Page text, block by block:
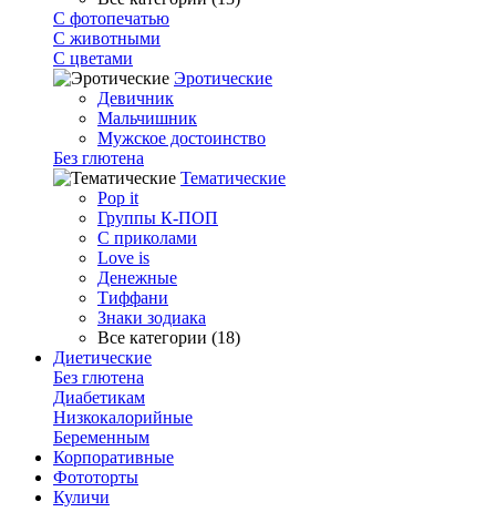
С фотопечатью
C животными
С цветами
Эротические
Девичник
Мальчишник
Мужское достоинство
Без глютена
Тематические
Pop it
Группы К-ПОП
С приколами
Love is
Денежные
Тиффани
Знаки зодиака
Все категории (18)
Диетические
Без глютена
Диабетикам
Низкокалорийные
Беременным
Корпоративные
Фототорты
Куличи